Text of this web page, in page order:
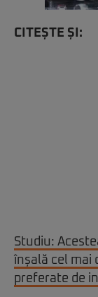
CITEȘTE ȘI:
Studiu:
înșală cel mai
preferate de